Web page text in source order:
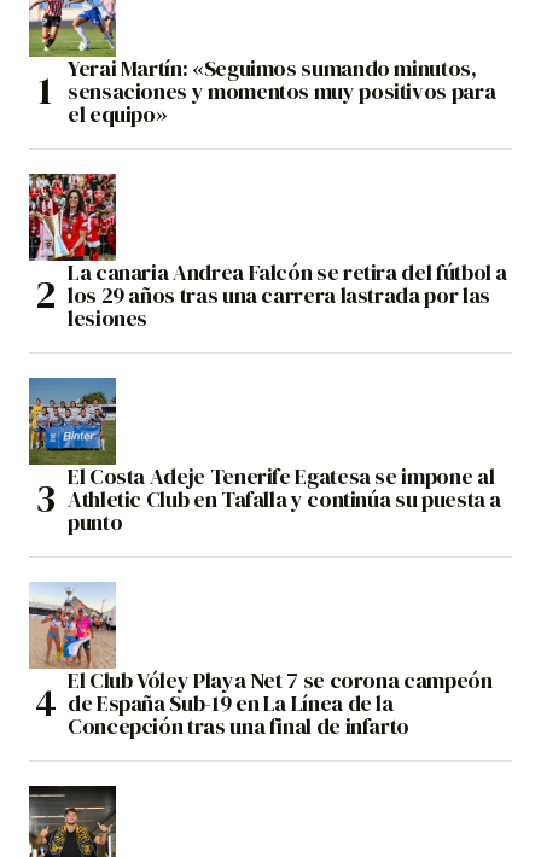
Yerai Martín: «Seguimos sumando minutos,
sensaciones y momentos muy positivos para
el equipo»
La canaria Andrea Falcón se retira del fútbol a
los 29 años tras una carrera lastrada por las
lesiones
El Costa Adeje Tenerife Egatesa se impone al
Athletic Club en Tafalla y continúa su puesta a
punto
El Club Vóley Playa Net 7 se corona campeón
de España Sub-19 en La Línea de la
Concepción tras una final de infarto